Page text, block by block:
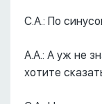
С.А.: По
А.А.: А уж не
хотите